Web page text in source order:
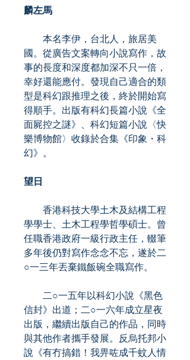
麟左馬
本名李伊，台北人，旅居美
國。從廣告文案轉向小說寫作，故
事的長度和深度都加深不只一倍，
幸好還能應付。發現自己適合的類
型是科幻跟推理之後，終於開始寫
得順手。出版有科幻長篇小說《全
面屍控之謎》、科幻短篇小說〈快
樂博物館〉收錄於合集《印象・科
幻》。
望日
香港科技大學土木及結構工程
學學士、土木工程學哲學碩士。曾
任職香港政府一級行政主任，輟筆
多年後仍對寫作念念不忘，遂於二
○一三年丟棄鐵飯碗全職寫作。
二○一五年以科幻小說《黑色
信封》出道；二○一六年成立星夜
出版，繼續出版自己的作品，同時
與其他作者攜手發展。反烏托邦小
說《有冇搞錯！我畀咗成千蚊人情